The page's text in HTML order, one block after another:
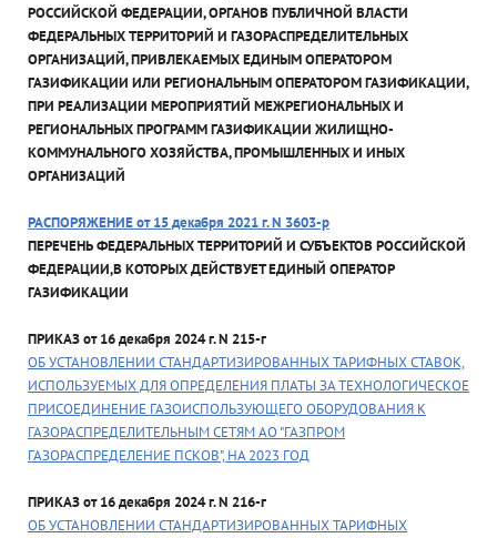
РОССИЙСКОЙ ФЕДЕРАЦИИ, ОРГАНОВ ПУБЛИЧНОЙ ВЛАСТИ
ФЕДЕРАЛЬНЫХ ТЕРРИТОРИЙ И ГАЗОРАСПРЕДЕЛИТЕЛЬНЫХ
ОРГАНИЗАЦИЙ, ПРИВЛЕКАЕМЫХ ЕДИНЫМ ОПЕРАТОРОМ
ГАЗИФИКАЦИИ ИЛИ РЕГИОНАЛЬНЫМ ОПЕРАТОРОМ ГАЗИФИКАЦИИ,
ПРИ РЕАЛИЗАЦИИ МЕРОПРИЯТИЙ МЕЖРЕГИОНАЛЬНЫХ И
РЕГИОНАЛЬНЫХ ПРОГРАММ ГАЗИФИКАЦИИ ЖИЛИЩНО-
КОММУНАЛЬНОГО ХОЗЯЙСТВА, ПРОМЫШЛЕННЫХ И ИНЫХ
ОРГАНИЗАЦИЙ
РАСПОРЯЖЕНИЕ от 15 декабря 2021 г. N 3603-р
ПЕРЕЧЕНЬ ФЕДЕРАЛЬНЫХ ТЕРРИТОРИЙ И СУБЪЕКТОВ РОССИЙСКОЙ
ФЕДЕРАЦИИ,В КОТОРЫХ ДЕЙСТВУЕТ ЕДИНЫЙ ОПЕРАТОР
ГАЗИФИКАЦИИ
ПРИКАЗ от 16 декабря 2024 г. N 215-г
ОБ УСТАНОВЛЕНИИ СТАНДАРТИЗИРОВАННЫХ ТАРИФНЫХ СТАВОК,
ИСПОЛЬЗУЕМЫХ ДЛЯ ОПРЕДЕЛЕНИЯ ПЛАТЫ ЗА ТЕХНОЛОГИЧЕСКОЕ
ПРИСОЕДИНЕНИЕ ГАЗОИСПОЛЬЗУЮЩЕГО ОБОРУДОВАНИЯ К
ГАЗОРАСПРЕДЕЛИТЕЛЬНЫМ СЕТЯМ АО "ГАЗПРОМ
ГАЗОРАСПРЕДЕЛЕНИЕ ПСКОВ", НА 2023 ГОД
ПРИКАЗ от 16 декабря 2024 г. N 216-г
ОБ УСТАНОВЛЕНИИ СТАНДАРТИЗИРОВАННЫХ ТАРИФНЫХ